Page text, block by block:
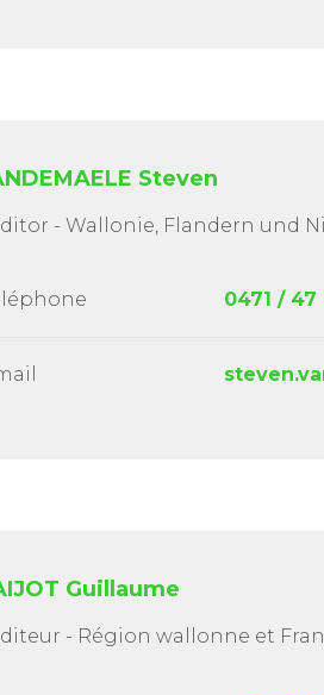
Steven
- Wallonie, Flandern und
0471 / 47
Guillaume
- Région wallonne et